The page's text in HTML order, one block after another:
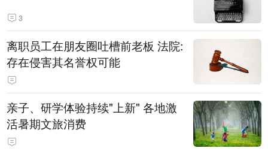
3
离职员工在朋友圈吐槽前老板 法院:
存在侵害其名誉权可能
亲子、研学体验持续"上新" 各地激
活暑期文旅消费